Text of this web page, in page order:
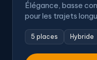
Élégance, basse
pour les trajets
5 places Hybride